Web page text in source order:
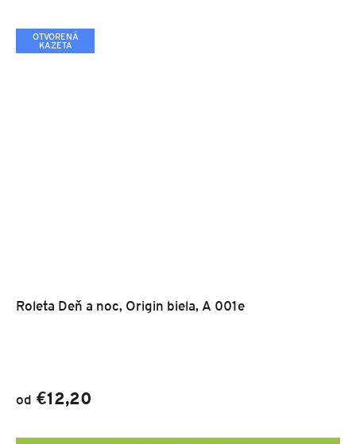
OTVORENÁ
KAZETA
Roleta Deň a noc, Origin biela, A 001e
od €12,20